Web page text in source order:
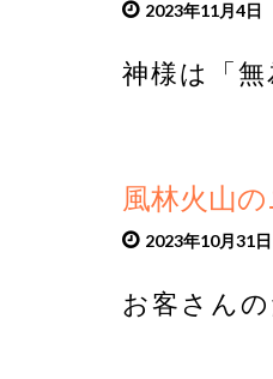
2023年11月4日
神様は「
風林火山
2023年10月31日
お客さん